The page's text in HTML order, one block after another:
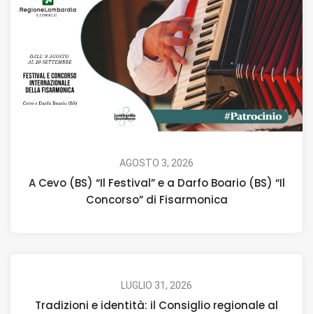
AGOSTO 3, 2026
A Cevo (BS) “Il Festival” e a Darfo Boario (BS) “Il
Concorso” di Fisarmonica
LUGLIO 31, 2026
Tradizioni e identità: il Consiglio regionale al